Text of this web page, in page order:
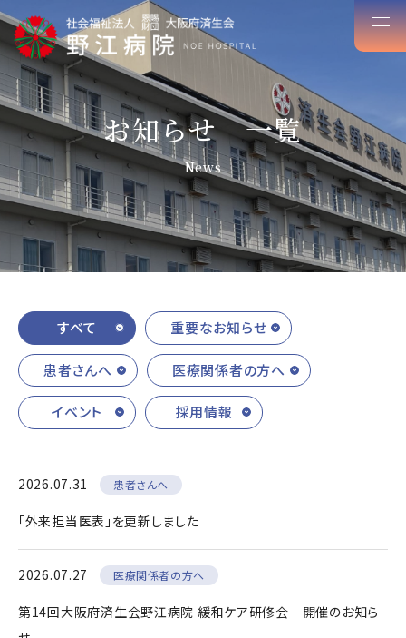
お知らせ 一覧
News
すべて 重要なお知らせ
患者さんへ 医療関係者の方へ
イベント 採用情報
2026.07.31 患者さんへ
「外来担当医表」を更新しました
2026.07.27 医療関係者の方へ
第14回大阪府済生会野江病院 緩和ケア研修会 開催のお知ら